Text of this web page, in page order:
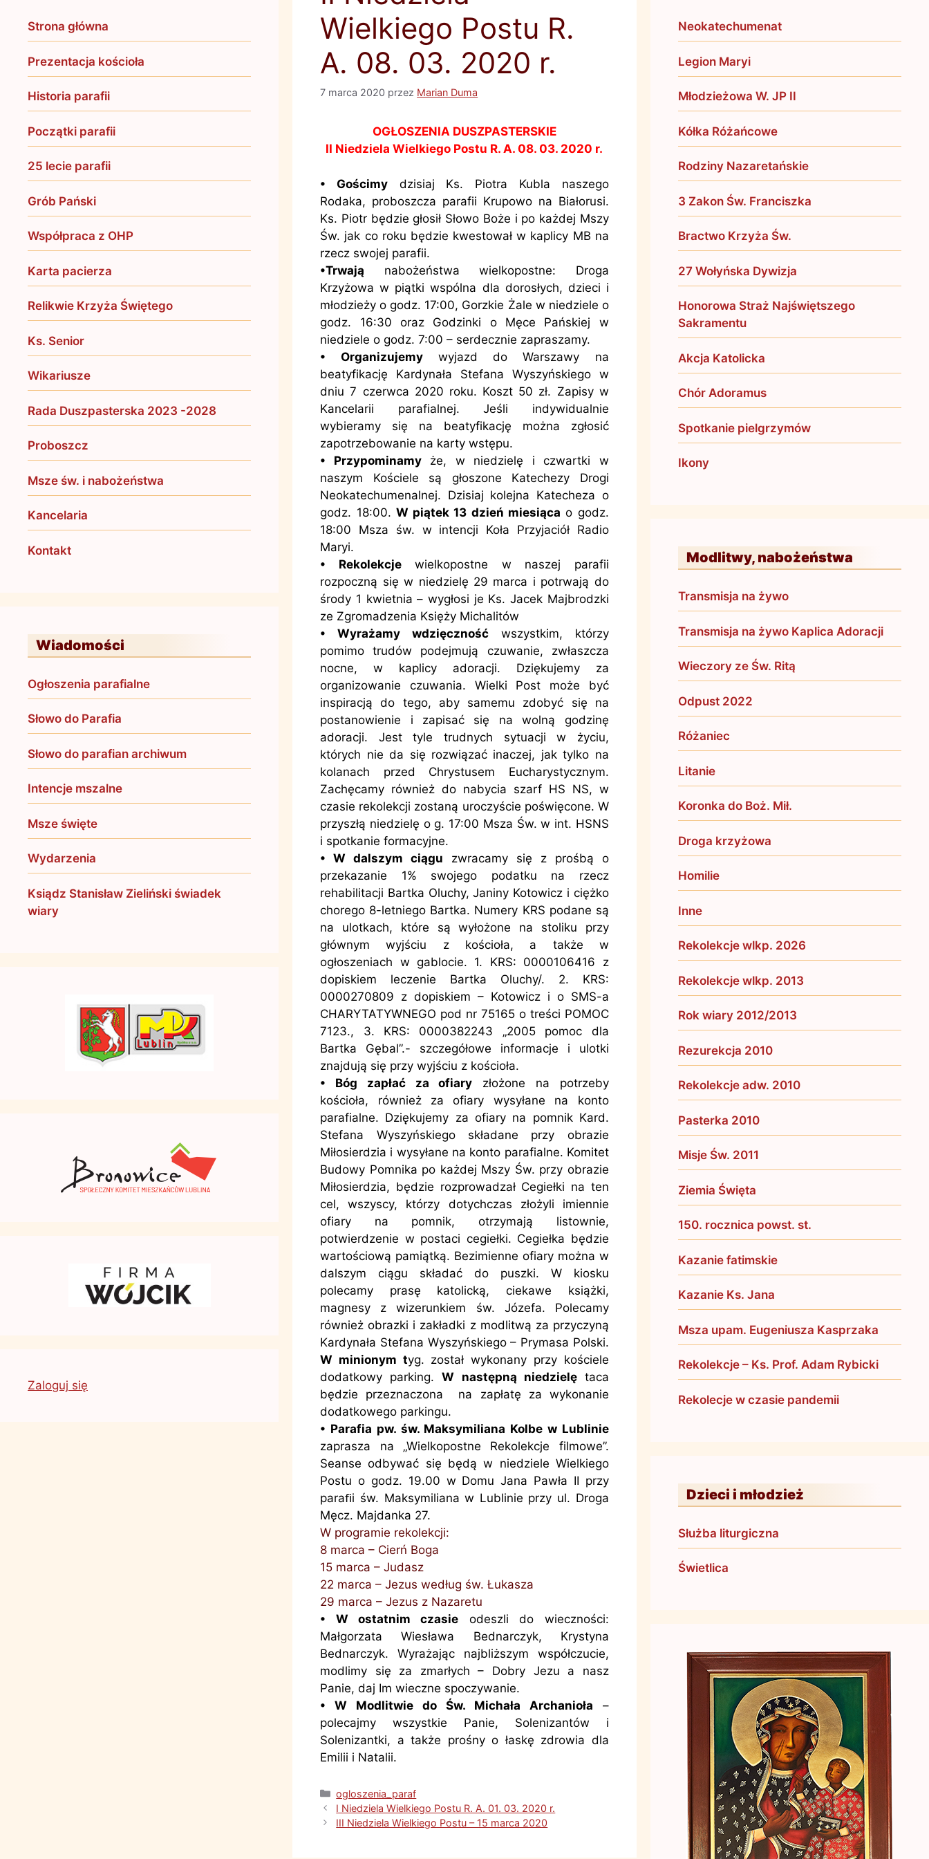
Wielkiego Postu R.
A. 08. 03. 2020 r.
7 marca 2020 przez Marian Duma
OGŁOSZENIA DUSZPASTERSKIE
II Niedziela Wielkiego Postu R. A. 08. 03. 2020 r.
• Gościmydzisiaj Ks. Piotra Kubla naszego
Rodaka, proboszcza parafii Krupowo na Białorusi.
Ks. Piotr będzie głosił Słowo Boże i po każdej Mszy
Św. jak co roku będzie kwestował w kaplicy MB na
rzecz swojej parafii.
•Trwają nabożeństwa wielkopostne: Droga
Krzyżowa w piątki wspólna dla dorosłych, dzieci i
młodzieży o godz. 17:00, Gorzkie Żale w niedziele o
godz. 16:30 oraz Godzinki o Męce Pańskiej w
niedziele o godz. 7:00 – serdecznie zapraszamy.
• Organizujemywyjazd do Warszawy na
beatyfikację Kardynała Stefana Wyszyńskiego w
dniu 7 czerwca 2020 roku. Koszt 50 zł. Zapisy w
Kancelarii parafialnej. Jeśli indywidualnie
wybieramy się na beatyfikację można zgłosić
zapotrzebowanie na karty wstępu.
• Przypominamyże, w niedzielę i czwartki w
naszym Kościele są głoszone Katechezy Drogi
Neokatechumenalnej. Dzisiaj kolejna Katecheza o
godz. 18:00. W piątek 13 dzień miesiąca o godz.
18:00 Msza św. w intencji Koła Przyjaciół Radio
Maryi.
• Rekolekcjewielkopostne w naszej parafii
rozpoczną się w niedzielę 29 marca i potrwają do
środy 1 kwietnia – wygłosi je Ks. Jacek Majbrodzki
ze Zgromadzenia Księży Michalitów
• Wyrażamy wdzięcznośćwszystkim, którzy
pomimo trudów podejmują czuwanie, zwłaszcza
nocne, w kaplicy adoracji. Dziękujemy za
organizowanie czuwania. Wielki Post może być
inspiracją do tego, aby samemu zdobyć się na
postanowienie i zapisać się na wolną godzinę
adoracji. Jest tyle trudnych sytuacji w życiu,
których nie da się rozwiązać inaczej, jak tylko na
kolanach przed Chrystusem Eucharystycznym.
Zachęcamy również do nabycia szarf HS NS, w
czasie rekolekcji zostaną uroczyście poświęcone. W
przyszłą niedzielę o g. 17:00 Msza Św. w int. HSNS
i spotkanie formacyjne.
• W dalszym ciągu zwracamy się z prośbą o
przekazanie 1% swojego podatku na rzecz
rehabilitacji Bartka Oluchy, Janiny Kotowicz i ciężko
chorego 8-letniego Bartka. Numery KRS podane są
na ulotkach, które są wyłożone na stoliku przy
głównym wyjściu z kościoła, a także w
ogłoszeniach w gablocie. 1. KRS: 0000106416 z
dopiskiem leczenie Bartka Oluchy/. 2. KRS:
0000270809 z dopiskiem – Kotowicz i o SMS-a
CHARYTATYWNEGO pod nr 75165 o treści POMOC
7123., 3. KRS: 0000382243 „2005 pomoc dla
Bartka Gębal”.- szczegółowe informacje i ulotki
znajdują się przy wyjściu z kościoła.
• Bóg zapłać za ofiary złożone na potrzeby
kościoła, również za ofiary wysyłane na konto
parafialne. Dziękujemy za ofiary na pomnik Kard.
Stefana Wyszyńskiego składane przy obrazie
Miłosierdzia i wysyłane na konto parafialne. Komitet
Budowy Pomnika po każdej Mszy Św. przy obrazie
Miłosierdzia, będzie rozprowadzał Cegiełki na ten
cel, wszyscy, którzy dotychczas złożyli imiennie
ofiary na pomnik, otrzymają listownie,
potwierdzenie w postaci cegiełki. Cegiełka będzie
wartościową pamiątką. Bezimienne ofiary można w
dalszym ciągu składać do puszki. W kiosku
polecamy prasę katolicką, ciekawe książki,
magnesy z wizerunkiem św. Józefa. Polecamy
również obrazki i zakładki z modlitwą za przyczyną
Kardynała Stefana Wyszyńskiego – Prymasa Polski.
W minionym tyg. został wykonany przy kościele
dodatkowy parking.W następną niedzielętaca
będzie przeznaczona na zapłatę za wykonanie
dodatkowego parkingu.
• Parafia pw. św. Maksymiliana Kolbe w Lublinie
zaprasza na „Wielkopostne Rekolekcje filmowe”.
Seanse odbywać się będą w niedziele Wielkiego
Postu o godz. 19.00 w Domu Jana Pawła II przy
paraﬁi św. Maksymiliana w Lublinie przy ul. Droga
Męcz. Majdanka 27.
W programie rekolekcji:
8 marca – Cierń Boga
15 marca – Judasz
22 marca – Jezus według św. Łukasza
29 marca – Jezus z Nazaretu
• W ostatnim czasie odeszli do wieczności:
Małgorzata Wiesława Bednarczyk, Krystyna
Bednarczyk. Wyrażając najbliższym współczucie,
modlimy się za zmarłych – Dobry Jezu a nasz
Panie, daj Im wieczne spoczywanie.
• W Modlitwie do Św. Michała Archanioła –
polecajmy wszystkie Panie, Solenizantów i
Solenizantki, a także prośny o łaskę zdrowia dla
Emilii i Natalii.
Kategorie
ogloszenia_paraf
I Niedziela Wielkiego Postu R. A. 01. 03. 2020 r.
III Niedziela Wielkiego Postu – 15 marca 2020
Strona główna
Prezentacja kościoła
Historia parafii
Początki parafii
25 lecie parafii
Grób Pański
Współpraca z OHP
Karta pacierza
Relikwie Krzyża Świętego
Ks. Senior
Wikariusze
Rada Duszpasterska 2023 -2028
Proboszcz
Msze św. i nabożeństwa
Kancelaria
Kontakt
Wiadomości
Ogłoszenia parafialne
Słowo do Parafia
Słowo do parafian archiwum
Intencje mszalne
Msze święte
Wydarzenia
Ksiądz Stanisław Zieliński świadek
wiary
Zaloguj się
Neokatechumenat
Legion Maryi
Młodzieżowa W. JP II
Kółka Różańcowe
Rodziny Nazaretańskie
3 Zakon Św. Franciszka
Bractwo Krzyża Św.
27 Wołyńska Dywizja
Honorowa Straż Najświętszego
Sakramentu
Akcja Katolicka
Chór Adoramus
Spotkanie pielgrzymów
Ikony
Modlitwy, nabożeństwa
Transmisja na żywo
Transmisja na żywo Kaplica Adoracji
Wieczory ze Św. Ritą
Odpust 2022
Różaniec
Litanie
Koronka do Boż. Mił.
Droga krzyżowa
Homilie
Inne
Rekolekcje wlkp. 2026
Rekolekcje wlkp. 2013
Rok wiary 2012/2013
Rezurekcja 2010
Rekolekcje adw. 2010
Pasterka 2010
Misje Św. 2011
Ziemia Święta
150. rocznica powst. st.
Kazanie fatimskie
Kazanie Ks. Jana
Msza upam. Eugeniusza Kasprzaka
Rekolekcje – Ks. Prof. Adam Rybicki
Rekolecje w czasie pandemii
Dzieci i młodzież
Służba liturgiczna
Świetlica